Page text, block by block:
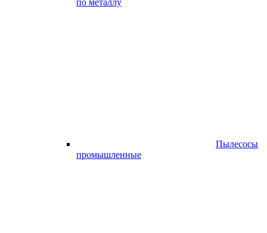
по металлу
Пылесосы
промышленные